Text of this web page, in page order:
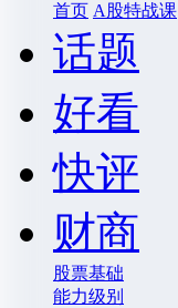
首页 A股特战课
话题
好看
快评
财商
股票基础
能力级别